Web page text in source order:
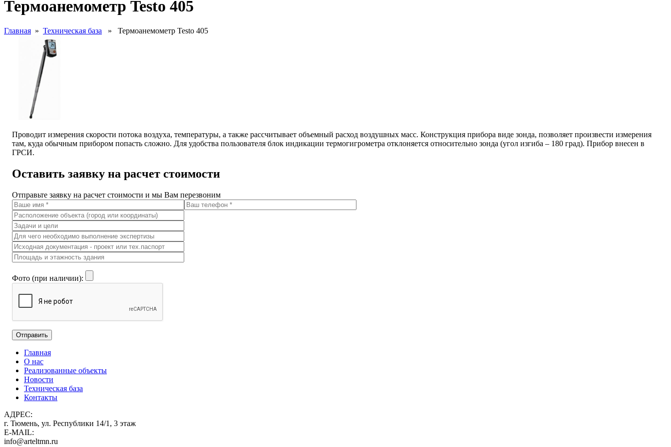
Термоанемометр Testo 405
Главная » Техническая база » Термоанемометр Testo 405
Проводит измерения скорости потока воздуха, температуры, а также рассчитывает объемный расход воздушных масс. Конструкция прибора виде зонда, позволяет произвести измерения
там, куда обычным прибором попасть сложно. Для удобства пользователя блок индикации термогигрометра отклоняется относительно зонда (угол изгиба – 180 град). Прибор внесен в
ГРСИ.
Оставить заявку на расчет стоимости
Отправьте заявку на расчет стоимости и мы Вам перезвоним
Фото (при наличии):
Главная
О нас
Реализованные объекты
Новости
Техническая база
Контакты
АДРЕС:
г. Тюмень, ул. Республики 14/1, 3 этаж
E-MAIL:
info@arteltmn.ru